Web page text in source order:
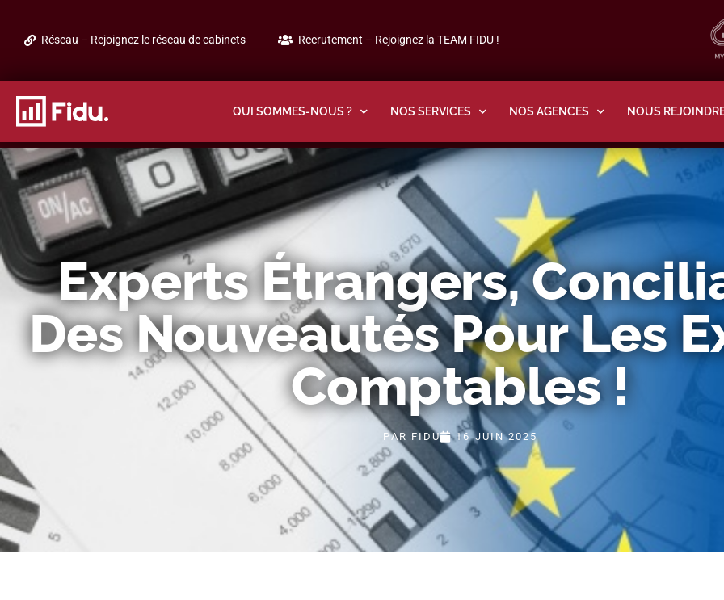
Réseau – Rejoignez le réseau de cabinets Recrutement – Rejoignez la TEAM FIDU !
QUI SOMMES-NOUS ? NOS SERVICES NOS AGENCES NOUS
Experts Étrangers,
Des Nouveautés Pour Les
Comptables !
PAR FIDU 16 JUIN 2025